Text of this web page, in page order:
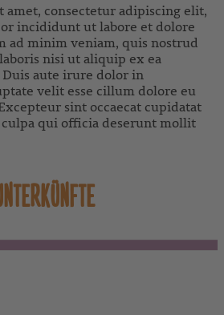
amet, consectetur adipiscing elit,
incididunt ut labore et dolore
ad minim veniam, quis nostrud
nisi ut aliquip ex ea
aute irure dolor in
velit esse cillum dolore eu
sint occaecat cupidatat
qui officia deserunt mollit